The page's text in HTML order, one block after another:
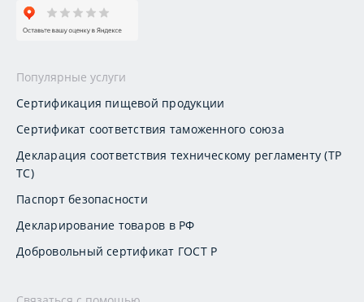
Популярные услуги
Сертификация пищевой продукции
Сертификат соответствия таможенного союза
Декларация соответствия техническому регламенту (ТР
ТС)
Паспорт безопасности
Декларирование товаров в РФ
Добровольный сертификат ГОСТ Р